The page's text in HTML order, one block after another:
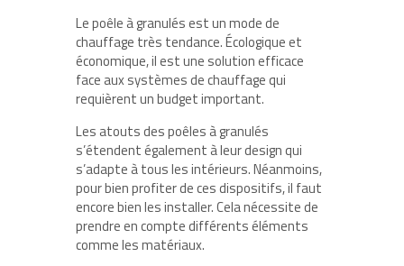
Le poêle à granulés est un mode de
chauffage très tendance. Écologique et
économique, il est une solution efficace
face aux systèmes de chauffage qui
requièrent un budget important.
Les atouts des poêles à granulés
s’étendent également à leur design qui
s’adapte à tous les intérieurs. Néanmoins,
pour bien profiter de ces dispositifs, il faut
encore bien les installer. Cela nécessite de
prendre en compte différents éléments
comme les matériaux.